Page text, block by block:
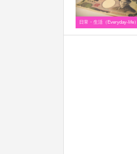
日常・生活（Everyday-life）